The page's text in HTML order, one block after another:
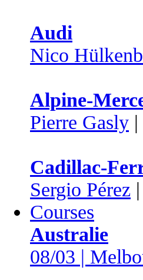
Audi
Nico
Alpine-
Pierre Gasly |
Cadillac-
Sergio Pérez |
Courses
Australie
08/03 |